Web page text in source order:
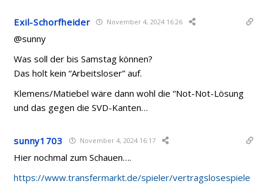
Exil-Schorfheider November 4, 2024 16:26
@sunny
Was soll der bis Samstag können?
Das holt kein “Arbeitsloser” auf.
Klemens/Matiebel wäre dann wohl die “Not-Not-Lösung
und das gegen die SVD-Kanten…
sunny1703 November 4, 2024 16:17
Hier nochmal zum Schauen….
https://www.transfermarkt.de/spieler/vertragslosespiele